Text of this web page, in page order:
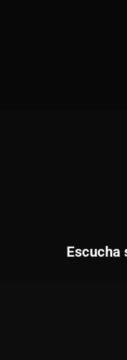
Escucha